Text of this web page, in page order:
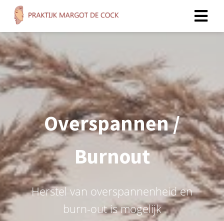
Overspannen /
Burnout
Herstel van overspannenheid en
burn-out is mogelijk